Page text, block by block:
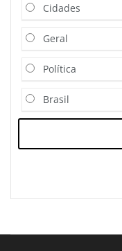
Cidades
Geral
Política
Brasil